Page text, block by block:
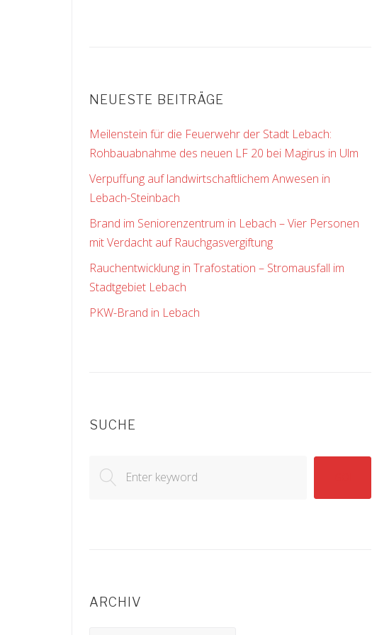
NEUESTE BEITRÄGE
Meilenstein für die Feuerwehr der Stadt Lebach:
Rohbauabnahme des neuen LF 20 bei Magirus in Ulm
Verpuffung auf landwirtschaftlichem Anwesen in
Lebach-Steinbach
Brand im Seniorenzentrum in Lebach – Vier Personen
mit Verdacht auf Rauchgasvergiftung
Rauchentwicklung in Trafostation – Stromausfall im
Stadtgebiet Lebach
PKW-Brand in Lebach
SUCHE
for:
ARCHIV